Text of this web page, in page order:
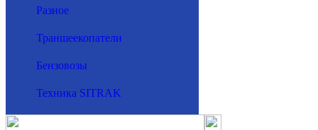
Разное
Траншеекопатели
Бензовозы
Техника SITRAK